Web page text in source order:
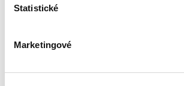
Statistické
Marketingové
690,00 Kč
mezinárodního práva veřejného, jak je